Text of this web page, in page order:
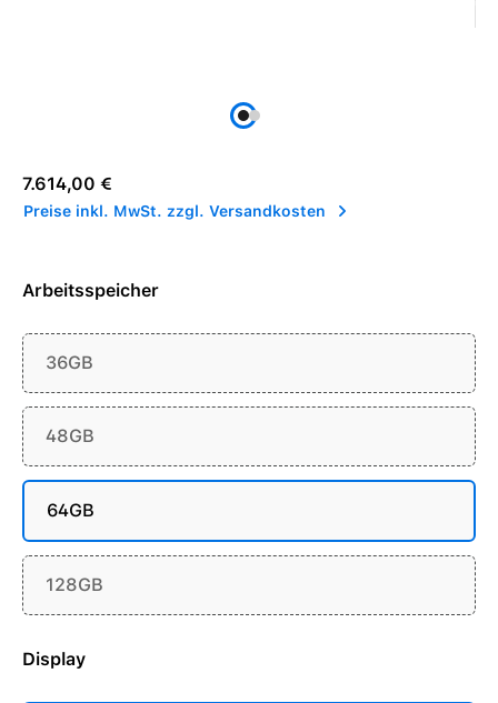
Regulärer Preis:
7.614,00 €
Preise inkl. MwSt. zzgl. Versandkosten
Arbeitsspeicher
36GB
48GB
64GB
128GB
Display